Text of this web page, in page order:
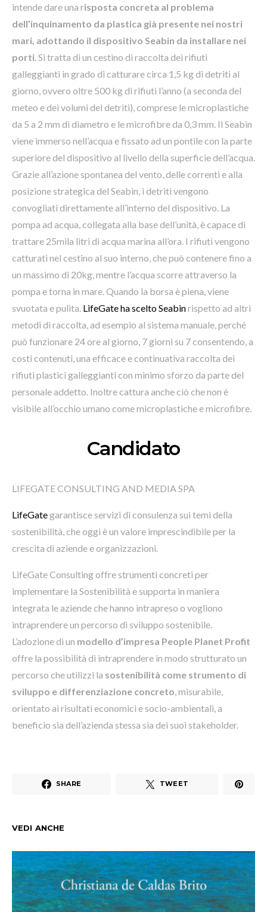
intende dare una risposta concreta al problema
dell’inquinamento da plastica già presente nei nostri
mari, adottando il dispositivo Seabin da installare nei
porti . Si tratta di un cestino di raccolta dei rifiuti
galleggianti in grado di catturare circa 1,5 kg di detriti al
giorno, ovvero oltre 500 kg di rifiuti l’anno (a seconda del
meteo e dei volumi dei detriti), comprese le microplastiche
da 5 a 2 mm di diametro e le microfibre da 0,3 mm. Il Seabin
viene immerso nell’acqua e fissato ad un pontile con la parte
superiore del dispositivo al livello della superficie dell’acqua.
Grazie all’azione spontanea del vento, delle correnti e alla
posizione strategica del Seabin, i detriti vengono
convogliati direttamente all’interno del dispositivo. La
pompa ad acqua, collegata alla base dell’unità, è capace di
trattare 25mila litri di acqua marina all’ora. I rifiuti vengono
catturati nel cestino al suo interno, che può contenere fino a
un massimo di 20kg, mentre l’acqua scorre attraverso la
pompa e torna in mare. Quando la borsa è piena, viene
svuotata e pulita. LifeGate ha scelto Seabinrispetto ad altri
metodi di raccolta, ad esempio al sistema manuale, perché
può funzionare 24 ore al giorno, 7 giorni su 7 consentendo, a
costi contenuti, una efficace e continuativa raccolta dei
rifiuti plastici galleggianti con minimo sforzo da parte del
personale addetto. Inoltre cattura anche ciò che non è
visibile all’occhio umano come microplastiche e microfibre.
Candidato
LIFEGATE CONSULTING AND MEDIA SPA
LifeGategarantisce servizi di consulenza sui temi della
sostenibilità, che oggi è un valore imprescindibile per la
crescita di aziende e organizzazioni.
LifeGate Consulting offre strumenti concreti per
implementare la Sostenibilità e supporta in maniera
integrata le aziende che hanno intrapreso o vogliono
intraprendere un percorso di sviluppo sostenibile.
L’adozione di un modello d’impresa People Planet Profit
offre la possibilità di intraprendere in modo strutturato un
percorso che utilizzi la sostenibilità come strumento di
sviluppo e differenziazione concreto , misurabile,
orientato ai risultati economici e socio-ambientali, a
beneficio sia dell’azienda stessa sia dei suoi stakeholder.
SHARE TWEET
VEDI ANCHE